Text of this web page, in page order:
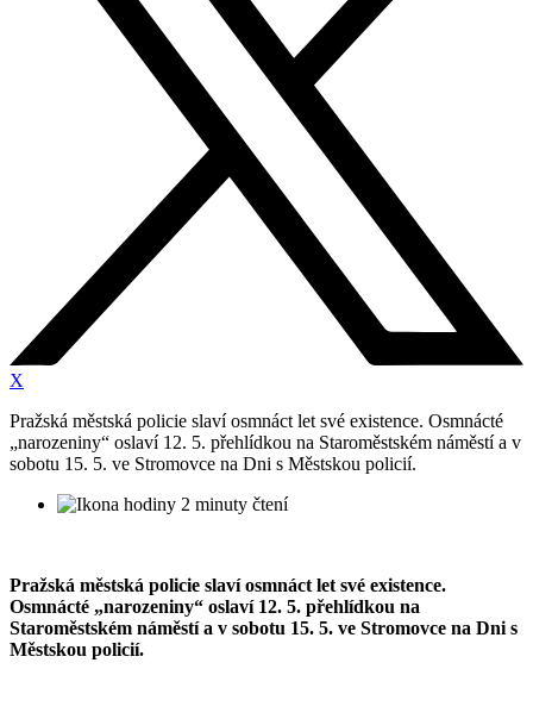
X
Pražská městská policie slaví osmnáct let své existence. Osmnácté
„narozeniny“ oslaví 12. 5. přehlídkou na Staroměstském náměstí a v
sobotu 15. 5. ve Stromovce na Dni s Městskou policií.
2 minuty čtení
Pražská městská policie slaví osmnáct let své existence.
Osmnácté „narozeniny“ oslaví 12. 5. přehlídkou na
Staroměstském náměstí a v sobotu 15. 5. ve Stromovce na Dni s
Městskou policií.